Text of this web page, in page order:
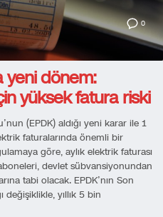
0
yeni dönem:
yüksek fatura riski
(EPDK) aldığı yeni karar ile 1
faturalarında önemli bir
göre, aylık elektrik faturası
devlet sübvansiyonundan
tabi olacak. EPDK’nın Son
değişiklikle, yıllık 5 bin